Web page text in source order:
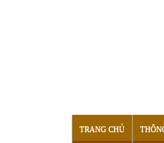
TRANG CHỦ